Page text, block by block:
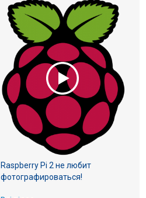
Raspberry Pi 2 не любит
фотографироваться!